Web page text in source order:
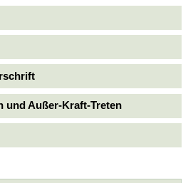
und Außer-Kraft-Treten